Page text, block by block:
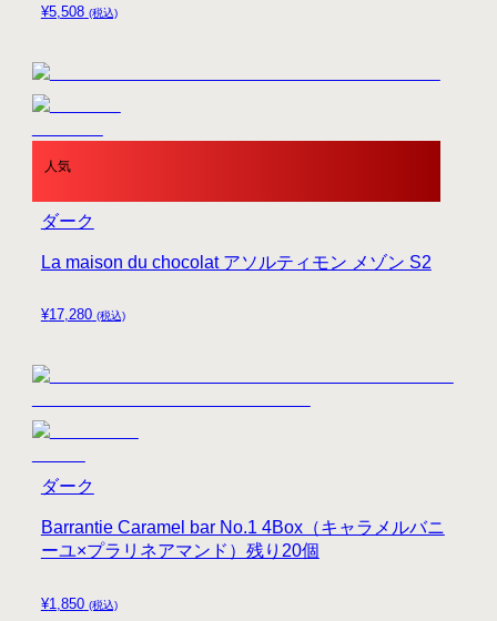
¥5,508 (税込)
人気
¥17,280 (税込)
La maison du chocolat アソルティモン メゾン S2
ダーク
¥1,850 (税込)
Barrantie Caramel bar No.1 4Box（キャラメルバニ
ーユ×プラリネアマンド）残り20個
ダーク